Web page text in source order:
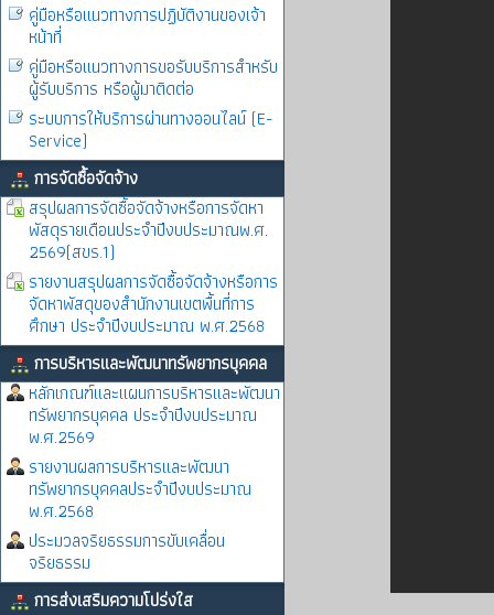
คู่มือหรือแนวทางการปฏิบัติงานของเจ้า
หน้าที่
คู่มือหรือแนวทางการขอรับบริการสำหรับ
ผู้รับบริการ หรือผู้มาติดต่อ
ระบบการให้บริการผ่านทางออนไลน์ (E-
Service)
การจัดซื้อจัดจ้าง
สรุปผลการจัดซื้อจัดจ้างหรือการจัดหา
พัสดุรายเดือนประจำปีงบประมาณพ.ศ.
2569(สขร.1)
รายงานสรุปผลการจัดซื้อจัดจ้างหรือการ
จัดหาพัสดุของสำนักงานเขตพื้นที่การ
ศึกษา ประจำปีงบประมาณ พ.ศ.2568
การบริหารและพัฒนาทรัพยากรบุคคล
หลักเกณฑ์และแผนการบริหารและพัฒนา
ทรัพยากรบุคคล ประจำปีงบประมาณ
พ.ศ.2569
รายงานผลการบริหารและพัฒนา
ทรัพยากรบุคคลประจำปีงบประมาณ
พ.ศ.2568
ประมวลจริยธรรมการขับเคลื่อน
จริยธรรม
การส่งเสริมความโปร่งใส